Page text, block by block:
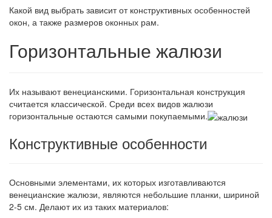
Какой вид выбрать зависит от конструктивных особенностей
окон, а также размеров оконных рам.
Горизонтальные жалюзи
Их называют венецианскими. Горизонтальная конструкция
считается классической. Среди всех видов жалюзи
горизонтальные остаются самыми покупаемыми.
Конструктивные особенности
Основными элементами, их которых изготавливаются
венецианские жалюзи, являются небольшие планки, шириной
2-5 см. Делают их из таких материалов: